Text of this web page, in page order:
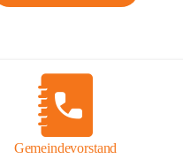
Gemeindevorstand